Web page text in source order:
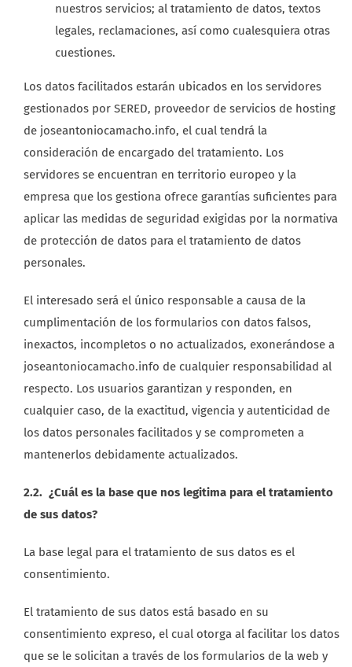
nuestros servicios; al tratamiento de datos, textos
legales, reclamaciones, así como cualesquiera otras
cuestiones.
Los datos facilitados estarán ubicados en los servidores
gestionados por SERED, proveedor de servicios de hosting
de joseantoniocamacho.info, el cual tendrá la
consideración de encargado del tratamiento. Los
servidores se encuentran en territorio europeo y la
empresa que los gestiona ofrece garantías suficientes para
aplicar las medidas de seguridad exigidas por la normativa
de protección de datos para el tratamiento de datos
personales.
El interesado será el único responsable a causa de la
cumplimentación de los formularios con datos falsos,
inexactos, incompletos o no actualizados, exonerándose a
joseantoniocamacho.info de cualquier responsabilidad al
respecto. Los usuarios garantizan y responden, en
cualquier caso, de la exactitud, vigencia y autenticidad de
los datos personales facilitados y se comprometen a
mantenerlos debidamente actualizados.
2.2. ¿Cuál es la base que nos legitima para el tratamiento
de sus datos?
La base legal para el tratamiento de sus datos es el
consentimiento.
El tratamiento de sus datos está basado en su
consentimiento expreso, el cual otorga al facilitar los datos
que se le solicitan a través de los formularios de la web y